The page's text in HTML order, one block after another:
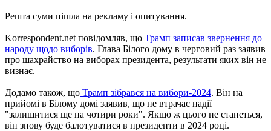
Решта суми пішла на рекламу і опитування.
Korrespondent.net повідомляв, що Трамп записав звернення до
народу щодо виборів. Глава Білого дому в черговий раз заявив
про шахрайство на виборах президента, результати яких він не
визнає.
Додамо також, що Трамп зібрався на вибори-2024. Він на
прийомі в Білому домі заявив, що не втрачає надії
"залишитися ще на чотири роки". Якщо ж цього не станеться,
він знову буде балотуватися в президенти в 2024 році.